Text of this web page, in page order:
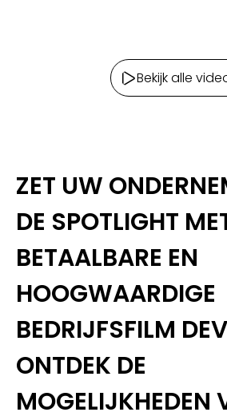
Bekijk alle
ZET UW
DE SPOTLIGHT
BETAALBARE EN
HOOGWAARDIGE
BEDRIJFSFILM
ONTDEK DE
MOGELIJKHEDEN